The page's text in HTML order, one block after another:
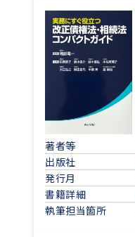
著者等
出版社
発行月
書籍詳細
執筆担当箇所